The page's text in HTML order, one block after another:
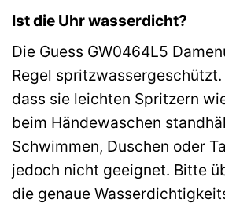
Ist die Uhr wasserdicht?
Die Guess GW0464L5
Regel
dass sie leichten Spritzern
beim Händewaschen
Schwimmen, Duschen oder
jedoch nicht geeignet. Bitte
die genaue